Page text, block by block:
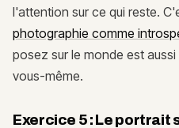
l'attention sur ce qui reste.
photographie comme
posez sur le monde est
vous-même.
Exercice 5 : Le portrait